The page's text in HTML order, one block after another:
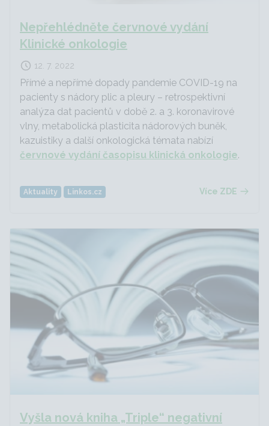
Nepřehlédněte červnové vydání
Klinické onkologie
12. 7. 2022
Přímé a nepřímé dopady pandemie COVID-19 na
pacienty s nádory plic a pleury – retrospektivní
analýza dat pacientů v době 2. a 3. koronavirové
vlny, metabolická plasticita nádorových buněk,
kazuistiky a další onkologická témata nabízí
červnové vydání časopisu klinická onkologie.
Aktuality Linkos.cz Více ZDE
Vyšla nová kniha „Triple“ negativní